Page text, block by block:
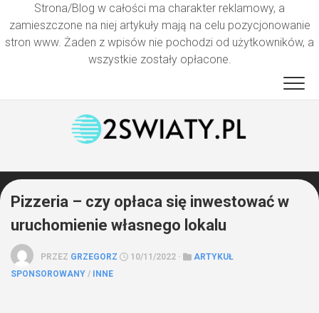
Strona/Blog w całości ma charakter reklamowy, a
zamieszczone na niej artykuły mają na celu pozycjonowanie
stron www. Żaden z wpisów nie pochodzi od użytkowników, a
wszystkie zostały opłacone.
Pizzeria – czy opłaca się inwestować w
uruchomienie własnego lokalu
PRZEZ GRZEGORZ 10/11/2022 ·
ARTYKUŁ
SPONSOROWANY / INNE